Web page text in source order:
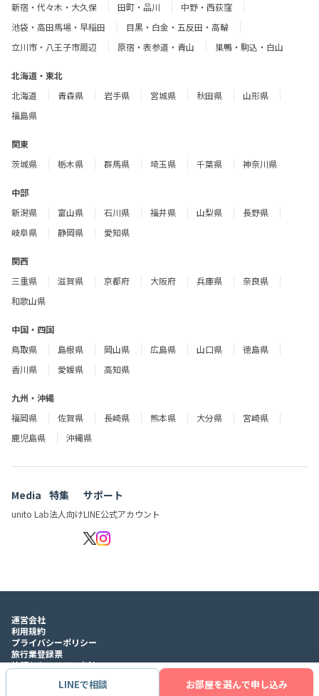
LINEで相談 お部屋を選んで申し込み
新宿・代々木・大久保
田町・品川
中野・西荻窪
池袋・高田馬場・早稲田
目黒・白金・五反田・高輪
立川市・八王子市周辺
原宿・表参道・青山 巣鴨・駒込・白山
北海道・東北
北海道
青森県 岩手県 宮城県 秋田県
山形県
福島県
関東
茨城県
栃木県 群馬県 埼玉県 千葉県 神奈川県
中部
新潟県
富山県 石川県 福井県 山梨県
長野県
岐阜県
静岡県 愛知県
関西
三重県
滋賀県 京都府 大阪府 兵庫県
奈良県
和歌山県
中国・四国
鳥取県
島根県 岡山県 広島県 山口県
徳島県
香川県
愛媛県 高知県
九州・沖縄
福岡県
佐賀県 長崎県 熊本県 大分県
宮崎県
鹿児島県
沖縄県
Media
unito Lab
特集
法人向け
サポート
LINE公式アカウント
運営会社
利用規約
プライバシーポリシー
旅行業登録票
情報セキュリティ方針